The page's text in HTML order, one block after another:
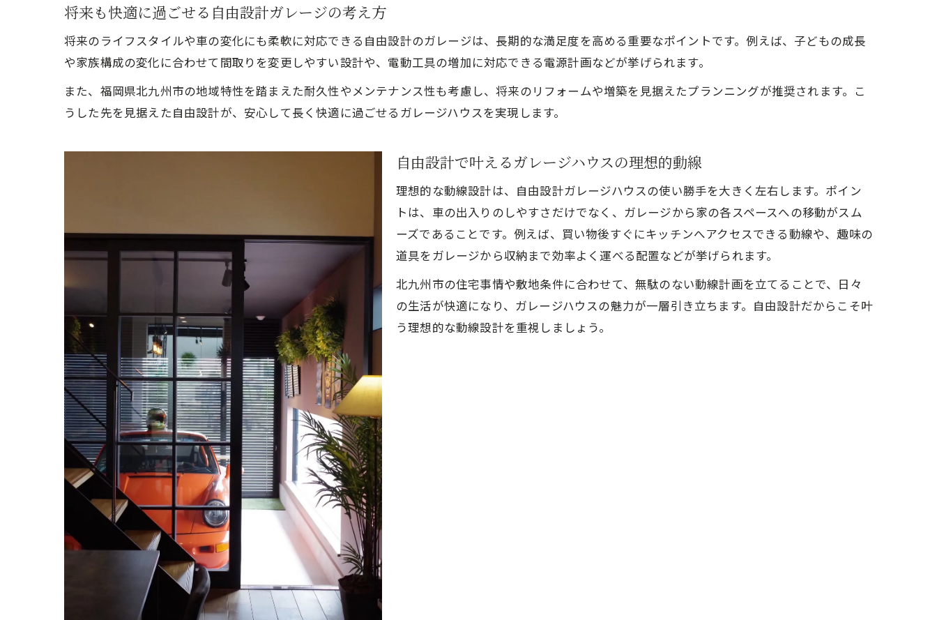
注文住宅ならではの自由設計ガレージの可能性
将来も快適に過ごせる自由設計ガレージの考え方
将来のライフスタイルや車の変化にも柔軟に対応できる自由設計のガレージは、長期的な満足度を高める重要なポイントです。例えば、子どもの成長
や家族構成の変化に合わせて間取りを変更しやすい設計や、電動工具の増加に対応できる電源計画などが挙げられます。
また、福岡県北九州市の地域特性を踏まえた耐久性やメンテナンス性も考慮し、将来のリフォームや増築を見据えたプランニングが推奨されます。こ
うした先を見据えた自由設計が、安心して長く快適に過ごせるガレージハウスを実現します。
自由設計で叶えるガレージハウスの理想的動線
理想的な動線設計は、自由設計ガレージハウスの使い勝手を大きく左右します。ポイン
トは、車の出入りのしやすさだけでなく、ガレージから家の各スペースへの移動がスム
ーズであることです。例えば、買い物後すぐにキッチンへアクセスできる動線や、趣味の
道具をガレージから収納まで効率よく運べる配置などが挙げられます。
北九州市の住宅事情や敷地条件に合わせて、無駄のない動線計画を立てることで、日々
の生活が快適になり、ガレージハウスの魅力が一層引き立ちます。自由設計だからこそ叶
う理想的な動線設計を重視しましょう。